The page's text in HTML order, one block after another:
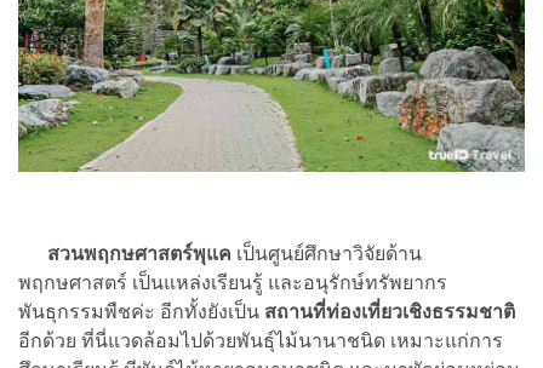
สวนพฤกษศาสตร์พุแค เป็นศูนย์ศึกษาวิจัยด้าน
พฤกษศาสตร์ เป็นแหล่งเรียนรู้ และอนุรักษ์ทรัพยากร
พันธุกรรมพืชค่ะ อีกทั้งยังเป็น สถานที่ท่องเที่ยวเชิงธรรมชาติ
อีกด้วย ที่นี่แวดล้อมไปด้วยพันธุ์ไม้นานาชนิด เหมาะแก่การ